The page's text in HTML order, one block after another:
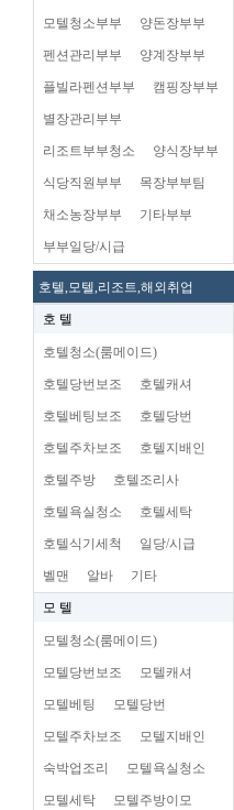
모텔청소부부 양돈장부부
펜션관리부부 양계장부부
플빌라펜션부부 캠핑장부부
별장관리부부
리조트부부청소 양식장부부
식당직원부부 목장부부팀
채소농장부부 기타부부
부부일당/시급
호텔,모텔,리조트,해외취업
호 텔
호텔청소(룸메이드)
호텔당번보조 호텔캐셔
호텔베팅보조 호텔당번
호텔주차보조 호텔지배인
호텔주방 호텔조리사
호텔욕실청소 호텔세탁
호텔식기세척 일당/시급
벨맨 알바 기타
모 텔
모텔청소(룸메이드)
모텔당번보조 모텔캐셔
모텔베팅 모텔당번
모텔주차보조 모텔지배인
숙박업조리 모텔욕실청소
모텔세탁 모텔주방이모